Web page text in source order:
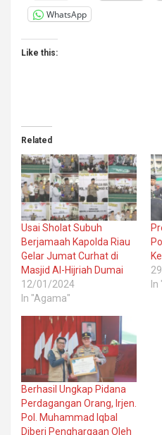
WhatsApp
Like this:
Related
Usai Sholat Subuh
Berjamaah Kapolda Riau
Gelar Jumat Curhat di
Masjid Al-Hijriah Dumai
12/01/2024
In "Agama"
Berhasil Ungkap Pidana
Perdagangan Orang, Irjen.
Pol. Muhammad Iqbal
Diberi Penghargaan Oleh